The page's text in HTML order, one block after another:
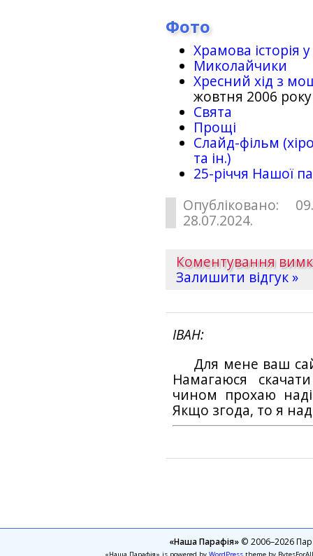
Фото
Храмова історія
Миколайчики
Хресний хід з
жовтня 2006 року
Свята
Прощі
Слайд-фільм
та ін.)
25-рiччя Нашої
Опубліковано:
28.07.2024.
Коментування
Залишити відгук »
ІВАН
Для мене ваш
Намагаюся
чином прохаю
Якщо згода, то я
«Наша Парафія»© 2006–2026
«Наша Парафія» is powered by WordPresstheme by